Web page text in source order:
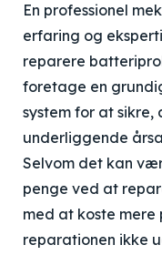
En professionel
erfaring og
reparere
foretage en
system for at
underliggende
Selvom det kan
penge ved at
med at koste
reparationen ikke